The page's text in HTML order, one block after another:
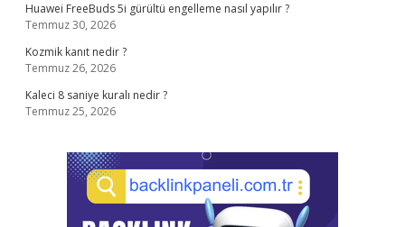
Huawei FreeBuds 5i gürültü engelleme nasıl yapılır ?
Temmuz 30, 2026
Kozmik kanıt nedir ?
Temmuz 26, 2026
Kaleci 8 saniye kuralı nedir ?
Temmuz 25, 2026